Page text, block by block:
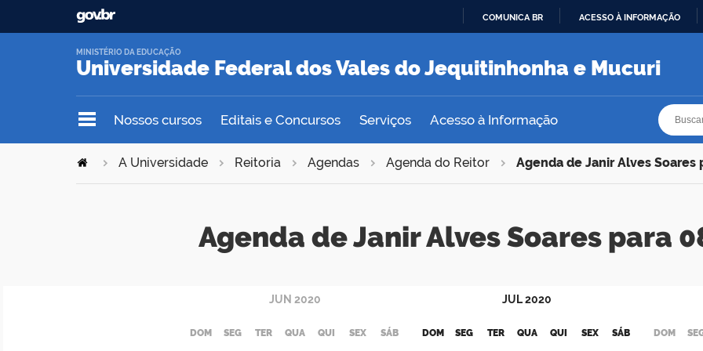
O
COMUNICA BR ACESSO À INFORMAÇÃO
Universidade Federal dos Vales do Jequitinhonha e Mucuri
MINISTÉRIO DA EDUCAÇÃO
Nossos cursos Editais e Concursos Serviços Acesso à Informação
A Universidade Reitoria Agendas Agenda do Reitor Agenda de Janir Alves
Agenda de Janir Alves Soares para
JUN 2020
DOM SEG TER QUA QUI SEX SÁB
JUL2020
DOM SEG TER QUA QUI SEX SÁB DOM